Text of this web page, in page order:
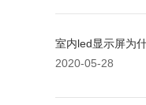
室内led显示屏为
2020-05-28